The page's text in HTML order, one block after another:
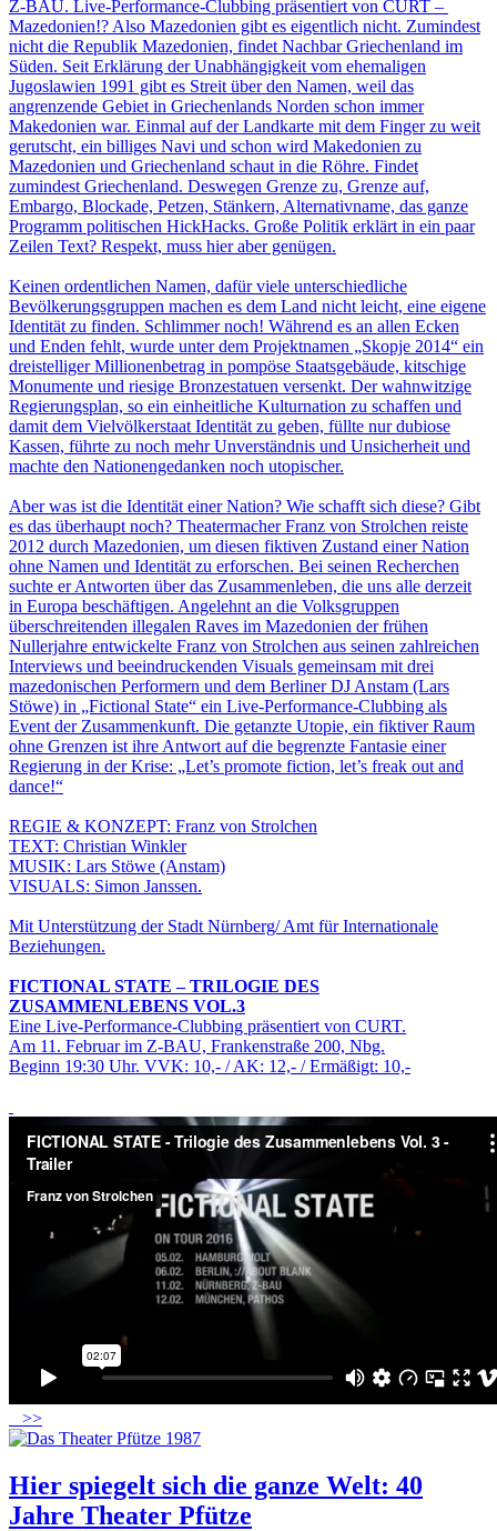
Z-BAU. Live-Performance-Clubbing präsentiert von CURT –
Mazedonien!? Also Mazedonien gibt es eigentlich nicht. Zumindest
nicht die Republik Mazedonien, findet Nachbar Griechenland im
Süden. Seit Erklärung der Unabhängigkeit vom ehemaligen
Jugoslawien 1991 gibt es Streit über den Namen, weil das
angrenzende Gebiet in Griechenlands Norden schon immer
Makedonien war. Einmal auf der Landkarte mit dem Finger zu weit
gerutscht, ein billiges Navi und schon wird Makedonien zu
Mazedonien und Griechenland schaut in die Röhre. Findet
zumindest Griechenland. Deswegen Grenze zu, Grenze auf,
Embargo, Blockade, Petzen, Stänkern, Alternativname, das ganze
Programm politischen HickHacks. Große Politik erklärt in ein paar
Zeilen Text? Respekt, muss hier aber genügen.
Keinen ordentlichen Namen, dafür viele unterschiedliche
Bevölkerungsgruppen machen es dem Land nicht leicht, eine eigene
Identität zu finden. Schlimmer noch! Während es an allen Ecken
und Enden fehlt, wurde unter dem Projektnamen „Skopje 2014“ ein
dreistelliger Millionenbetrag in pompöse Staatsgebäude, kitschige
Monumente und riesige Bronzestatuen versenkt. Der wahnwitzige
Regierungsplan, so ein einheitliche Kulturnation zu schaffen und
damit dem Vielvölkerstaat Identität zu geben, füllte nur dubiose
Kassen, führte zu noch mehr Unverständnis und Unsicherheit und
machte den Nationengedanken noch utopischer.
Aber was ist die Identität einer Nation? Wie schafft sich diese? Gibt
es das überhaupt noch? Theatermacher Franz von Strolchen reiste
2012 durch Mazedonien, um diesen fiktiven Zustand einer Nation
ohne Namen und Identität zu erforschen. Bei seinen Recherchen
suchte er Antworten über das Zusammenleben, die uns alle derzeit
in Europa beschäftigen. Angelehnt an die Volksgruppen
überschreitenden illegalen Raves im Mazedonien der frühen
Nullerjahre entwickelte Franz von Strolchen aus seinen zahlreichen
Interviews und beeindruckenden Visuals gemeinsam mit drei
mazedonischen Performern und dem Berliner DJ Anstam (Lars
Stöwe) in „Fictional State“ ein Live-Performance-Clubbing als
Event der Zusammenkunft. Die getanzte Utopie, ein fiktiver Raum
ohne Grenzen ist ihre Antwort auf die begrenzte Fantasie einer
Regierung in der Krise: „Let’s promote fiction, let’s freak out and
dance!“
REGIE & KONZEPT: Franz von Strolchen
TEXT: Christian Winkler
MUSIK: Lars Stöwe (Anstam)
VISUALS: Simon Janssen.
Mit Unterstützung der Stadt Nürnberg/ Amt für Internationale
Beziehungen.
FICTIONAL STATE – TRILOGIE DES
ZUSAMMENLEBENS VOL.3
Eine Live-Performance-Clubbing präsentiert von CURT.
Am 11. Februar im Z-BAU, Frankenstraße 200, Nbg.
Beginn 19:30 Uhr. VVK: 10,- / AK: 12,- / Ermäßigt: 10,-
>>
Hier spiegelt sich die ganze Welt: 40
Jahre Theater Pfütze